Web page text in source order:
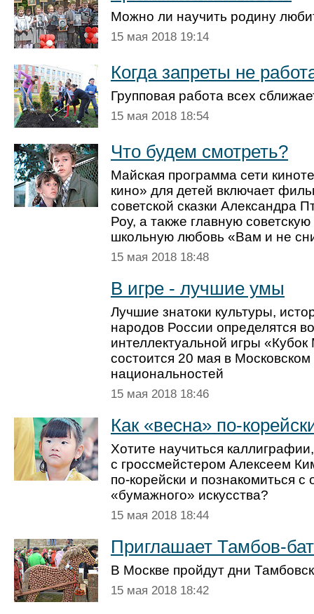
Можно ли научить родину
15 мая 2018 19:14
Когда запреты не
Групповая работа всех
15 мая 2018 18:54
Что будем смотреть?
Майская программа сети
кино» для детей включает
советской сказки Александра
Роу, а также главную
школьную любовь «Вам и не
15 мая 2018 18:48
В игре - лучшие умы
Лучшие знатоки культуры,
народов России определятся
интеллектуальной игры
состоится 20 мая в
национальностей
15 мая 2018 18:46
Как «весна» по-
Хотите научиться
с гроссмейстером Алексеем
по-корейски и познакомиться с
«бумажного» искусства?
15 мая 2018 18:44
Приглашает Тамбов-
В Москве пройдут дни
15 мая 2018 18:42